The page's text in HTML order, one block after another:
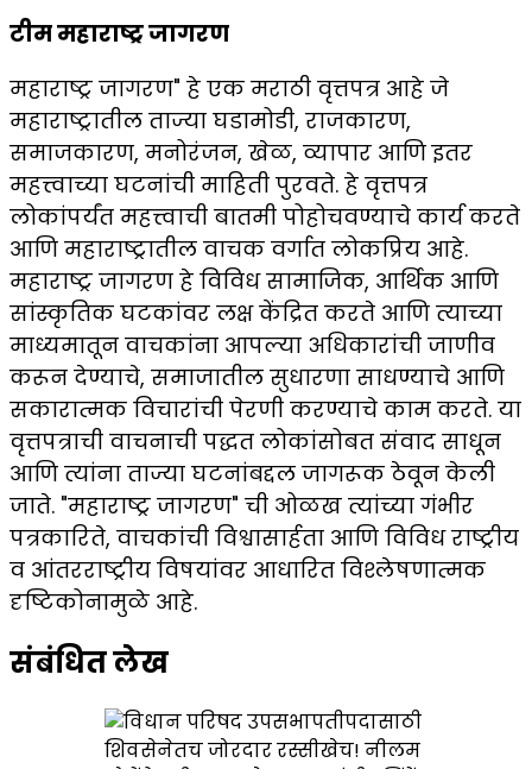
टीम महाराष्ट्र जागरण
महाराष्ट्र जागरण" हे एक मराठी वृत्तपत्र आहे जे
महाराष्ट्रातील ताज्या घडामोडी, राजकारण,
समाजकारण, मनोरंजन, खेळ, व्यापार आणि इतर
महत्त्वाच्या घटनांची माहिती पुरवते. हे वृत्तपत्र
लोकांपर्यंत महत्त्वाची बातमी पोहोचवण्याचे कार्य करते
आणि महाराष्ट्रातील वाचक वर्गात लोकप्रिय आहे.
महाराष्ट्र जागरण हे विविध सामाजिक, आर्थिक आणि
सांस्कृतिक घटकांवर लक्ष केंद्रित करते आणि त्याच्या
माध्यमातून वाचकांना आपल्या अधिकारांची जाणीव
करून देण्याचे, समाजातील सुधारणा साधण्याचे आणि
सकारात्मक विचारांची पेरणी करण्याचे काम करते. या
वृत्तपत्राची वाचनाची पद्धत लोकांसोबत संवाद साधून
आणि त्यांना ताज्या घटनांबद्दल जागरूक ठेवून केली
जाते. "महाराष्ट्र जागरण" ची ओळख त्यांच्या गंभीर
पत्रकारिते, वाचकांची विश्वासार्हता आणि विविध राष्ट्रीय
व आंतरराष्ट्रीय विषयांवर आधारित विश्लेषणात्मक
दृष्टिकोनामुळे आहे.
संबंधित लेख